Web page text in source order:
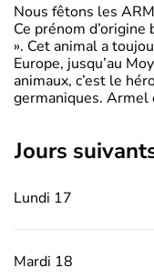
Nous fêtons les
Ce prénom
». Cet animal a
Europe, jusqu’au
animaux, c’est le
germaniques. Armel
jours
Lundi 17
Mardi 18